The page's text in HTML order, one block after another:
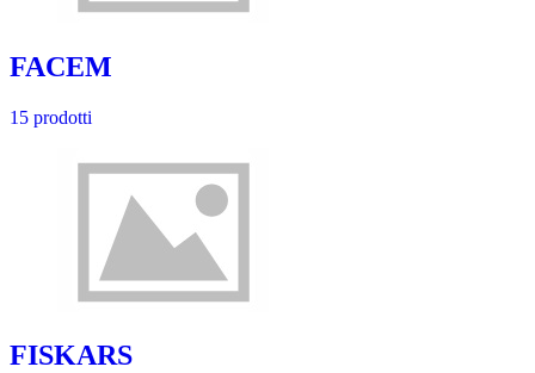
FACEM
15 prodotti
FISKARS